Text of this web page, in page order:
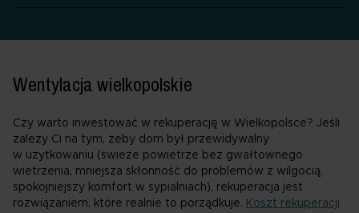
przetwarzaniem twoich danych osobowych.
Wentylacja wielkopolskie
Czy warto inwestować w rekuperację w Wielkopolsce? Jeśli
zależy Ci na tym, żeby dom był przewidywalny
w użytkowaniu (świeże powietrze bez gwałtownego
wietrzenia, mniejsza skłonność do problemów z wilgocią,
spokojniejszy komfort w sypialniach), rekuperacja jest
rozwiązaniem, które realnie to porządkuje. Koszt rekuperacji